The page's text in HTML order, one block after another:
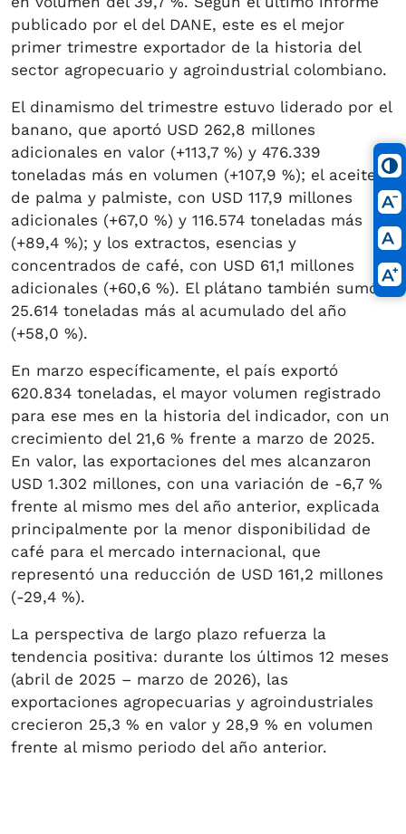
publicado por el del DANE, este es el mejor
primer trimestre exportador de la historia del
sector agropecuario y agroindustrial colombiano.
El dinamismo del trimestre estuvo liderado por el
banano, que aportó USD 262,8 millones
adicionales en valor (+113,7 %) y 476.339
toneladas más en volumen (+107,9 %); el aceite
de palma y palmiste, con USD 117,9 millones
adicionales (+67,0 %) y 116.574 toneladas más
(+89,4 %); y los extractos, esencias y
concentrados de café, con USD 61,1 millones
adicionales (+60,6 %). El plátano también sumó
25.614 toneladas más al acumulado del año
(+58,0 %).
En marzo específicamente, el país exportó
620.834 toneladas, el mayor volumen registrado
para ese mes en la historia del indicador, con un
crecimiento del 21,6 % frente a marzo de 2025.
En valor, las exportaciones del mes alcanzaron
USD 1.302 millones, con una variación de -6,7 %
frente al mismo mes del año anterior, explicada
principalmente por la menor disponibilidad de
café para el mercado internacional, que
representó una reducción de USD 161,2 millones
(-29,4 %).
La perspectiva de largo plazo refuerza la
tendencia positiva: durante los últimos 12 meses
(abril de 2025 – marzo de 2026), las
exportaciones agropecuarias y agroindustriales
crecieron 25,3 % en valor y 28,9 % en volumen
frente al mismo periodo del año anterior.